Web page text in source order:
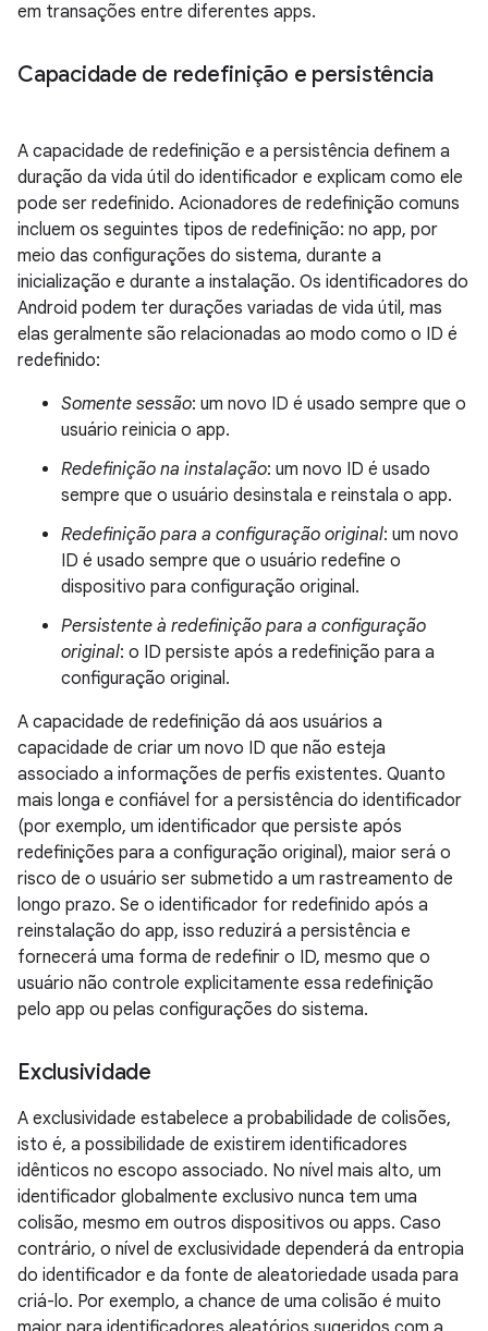
em transações entre diferentes apps.
Capacidade de redefinição e persistência
A capacidade de redefinição e a persistência definem a
duração da vida útil do identificador e explicam como ele
pode ser redefinido. Acionadores de redefinição comuns
incluem os seguintes tipos de redefinição: no app, por
meio das configurações do sistema, durante a
inicialização e durante a instalação. Os identificadores do
Android podem ter durações variadas de vida útil, mas
elas geralmente são relacionadas ao modo como o ID é
redefinido:
Somente sessão: um novo ID é usado sempre que o
usuário reinicia o app.
Redefinição na instalação: um novo ID é usado
sempre que o usuário desinstala e reinstala o app.
Redefinição para a configuração original: um novo
ID é usado sempre que o usuário redefine o
dispositivo para configuração original.
Persistente à redefinição para a configuração
original: o ID persiste após a redefinição para a
configuração original.
A capacidade de redefinição dá aos usuários a
capacidade de criar um novo ID que não esteja
associado a informações de perfis existentes. Quanto
mais longa e confiável for a persistência do identificador
(por exemplo, um identificador que persiste após
redefinições para a configuração original), maior será o
risco de o usuário ser submetido a um rastreamento de
longo prazo. Se o identificador for redefinido após a
reinstalação do app, isso reduzirá a persistência e
fornecerá uma forma de redefinir o ID, mesmo que o
usuário não controle explicitamente essa redefinição
pelo app ou pelas configurações do sistema.
Exclusividade
A exclusividade estabelece a probabilidade de colisões,
isto é, a possibilidade de existirem identificadores
idênticos no escopo associado. No nível mais alto, um
identificador globalmente exclusivo nunca tem uma
colisão, mesmo em outros dispositivos ou apps. Caso
contrário, o nível de exclusividade dependerá da entropia
do identificador e da fonte de aleatoriedade usada para
criá-lo. Por exemplo, a chance de uma colisão é muito